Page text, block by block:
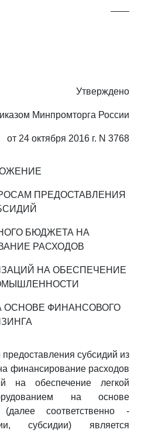
Утверждено
Минпромторга России
от 24 октября 2016 г. N 3768
ПРЕДОСТАВЛЕНИЯ
БЮДЖЕТА НА
РАСХОДОВ
НА ОБЕСПЕЧЕНИЕ
ОСНОВЕ ФИНАНСОВОГО
субсидий из
финансирование расходов
на обеспечение легкой
на основе
соответственно -
субсидии) является